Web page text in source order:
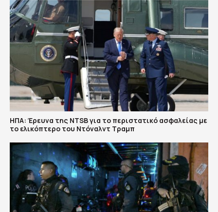
ΗΠΑ: Έρευνα της NTSB για το περιστατικό ασφαλείας με
το ελικόπτερο του Ντόναλντ Τραμπ